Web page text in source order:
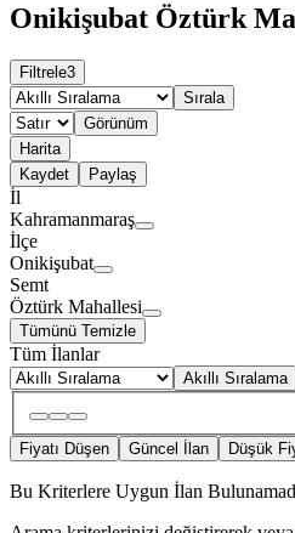
Onikişubat Öztürk
Filtrele3
Sırala
Görünüm
Harita
Kaydet
Paylaş
İl
Kahramanmaraş
İlçe
Onikişubat
Semt
Öztürk Mahallesi
Tümünü Temizle
Tüm İlanlar
Akıllı Sıralama
Fiyatı Düşen Güncel İlan Düşük
Bu Kriterlere Uygun İlan